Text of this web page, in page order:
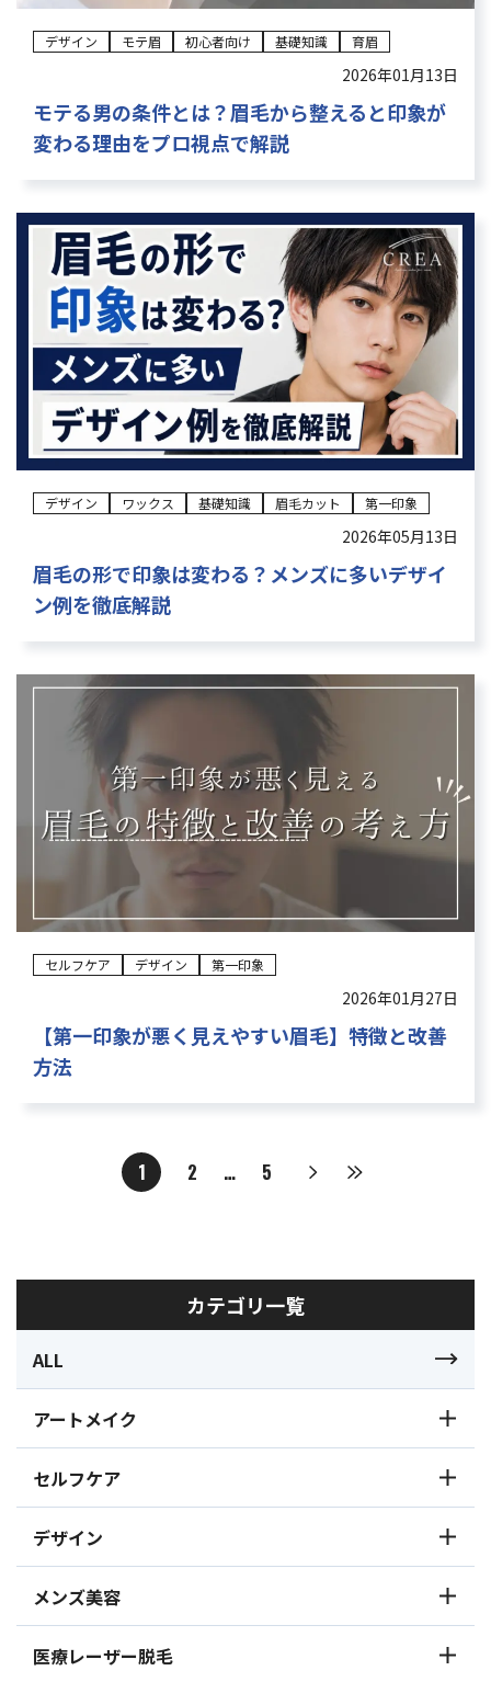
デザイン モテ眉 初心者向け 基礎知識 育眉
2026年01月13日
モテる男の条件とは？眉毛から整えると印象が
変わる理由をプロ視点で解説
デザイン ワックス 基礎知識 眉毛カット 第一印象
2026年05月13日
眉毛の形で印象は変わる？メンズに多いデザイ
ン例を徹底解説
セルフケア デザイン 第一印象
2026年01月27日
【第一印象が悪く見えやすい眉毛】特徴と改善
方法
カテゴリ一覧
ALL
アートメイク
セルフケア
デザイン
メンズ美容
医療レーザー脱毛
1 2 … 5